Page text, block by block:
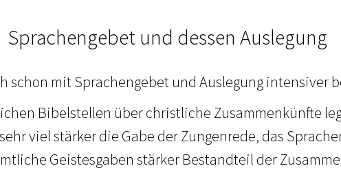
Sprachengebet und dessen Auslegung
schon mit Sprachengebet und Auslegung intensiver
Bibelstellen über christliche Zusammenkünfte
viel stärker die Gabe der Zungenrede, das
Geistesgaben stärker Bestandteil der